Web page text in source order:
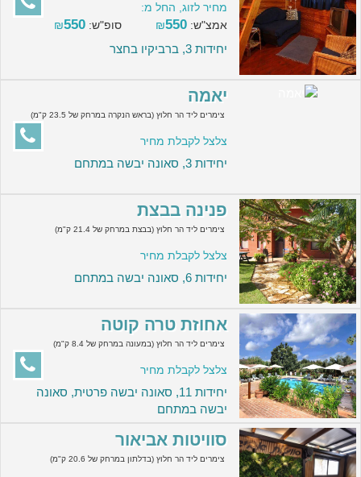
מחיר לזוג, החל מ:
אמצ"ש:
₪550 סופ"ש: ₪550
יחידות 3, ברביקיו בחצר
יאמה
צימרים ליד הר חלוץ (בראש הנקרה במרחק של 23.5 ק"מ)
צלצל לקבלת מחיר
יחידות 3, סאונה יבשה במתחם
פנינה בבצת
צימרים ליד הר חלוץ (בבצת במרחק של 21.4 ק"מ)
צלצל לקבלת מחיר
יחידות 6, סאונה יבשה במתחם
אחוזת טרה קוטה
צימרים ליד הר חלוץ (במעונה במרחק של 8.4 ק"מ)
צלצל לקבלת מחיר
יחידות 11, סאונה יבשה פרטית, סאונה
יבשה במתחם
סוויטות אביאור
צימרים ליד הר חלוץ (בדלתון במרחק של 20.6 ק"מ)